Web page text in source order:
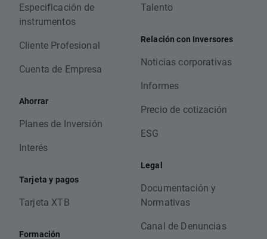
Especificación de
instrumentos
Cliente Profesional
Cuenta de Empresa
Ahorrar
Planes de Inversión
Interés
Tarjeta y pagos
Tarjeta XTB
Formación
Talento
Relación con Inversores
Noticias corporativas
Informes
Precio de cotización
ESG
Legal
Documentación y
Normativas
Canal de Denuncias